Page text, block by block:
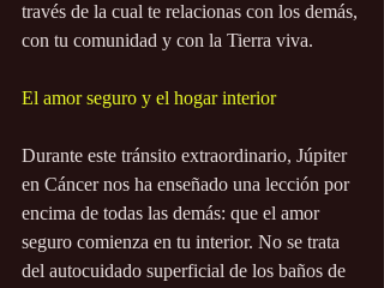
través de la cual te relacionas con los demás,
con tu comunidad y con la Tierra viva.
El amor seguro y el hogar interior
Durante este tránsito extraordinario, Júpiter
en Cáncer nos ha enseñado una lección por
encima de todas las demás: que el amor
seguro comienza en tu interior. No se trata
del autocuidado superficial de los baños de